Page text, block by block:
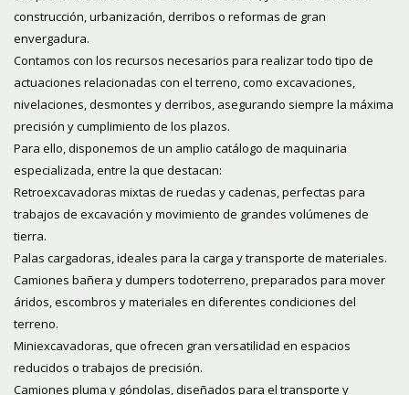
construcción, urbanización, derribos o reformas de gran
envergadura.
Contamos con los recursos necesarios para realizar todo tipo de
actuaciones relacionadas con el terreno, como excavaciones,
nivelaciones, desmontes y derribos, asegurando siempre la máxima
precisión y cumplimiento de los plazos.
Para ello, disponemos de un amplio catálogo de maquinaria
especializada, entre la que destacan:
Retroexcavadoras mixtas de ruedas y cadenas, perfectas para
trabajos de excavación y movimiento de grandes volúmenes de
tierra.
Palas cargadoras, ideales para la carga y transporte de materiales.
Camiones bañera y dumpers todoterreno, preparados para mover
áridos, escombros y materiales en diferentes condiciones del
terreno.
Miniexcavadoras, que ofrecen gran versatilidad en espacios
reducidos o trabajos de precisión.
Camiones pluma y góndolas, diseñados para el transporte y